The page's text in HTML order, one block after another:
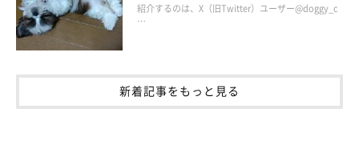
紹介するのは、X（旧Twitter）ユーザー@doggy_c
…
新着記事をもっと見る